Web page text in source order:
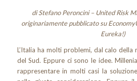
di Stefano Peroncini – United Risk
originariamente pubblicato su
Eureka!)
L’Italia ha molti problemi, dal calo
del Sud. Eppure ci sono le idee.
rappresentarein molti casi la